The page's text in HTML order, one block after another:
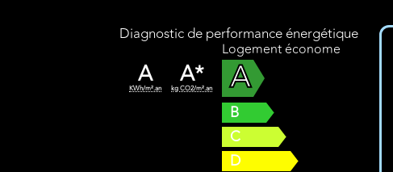
Diagnostic de performance énergétique
A
KWh/m².an A*
kg CO2/m².an
Logement économe
A
B
C
D